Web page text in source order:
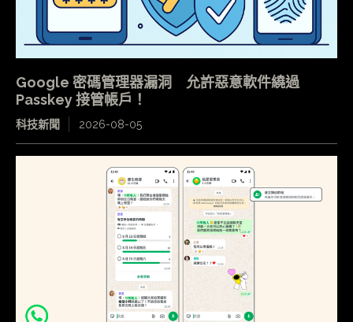
Google 密碼管理器漏洞 允許惡意軟件繞過
Passkey 接管帳戶！
科技新聞 2026-08-05